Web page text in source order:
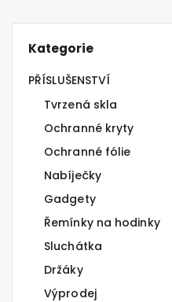
Kategorie
PŘÍSLUŠENSTVÍ
Tvrzená skla
Ochranné kryty
Ochranné fólie
Nabíječky
Gadgety
Řemínky na hodinky
Sluchátka
Držáky
Výprodej